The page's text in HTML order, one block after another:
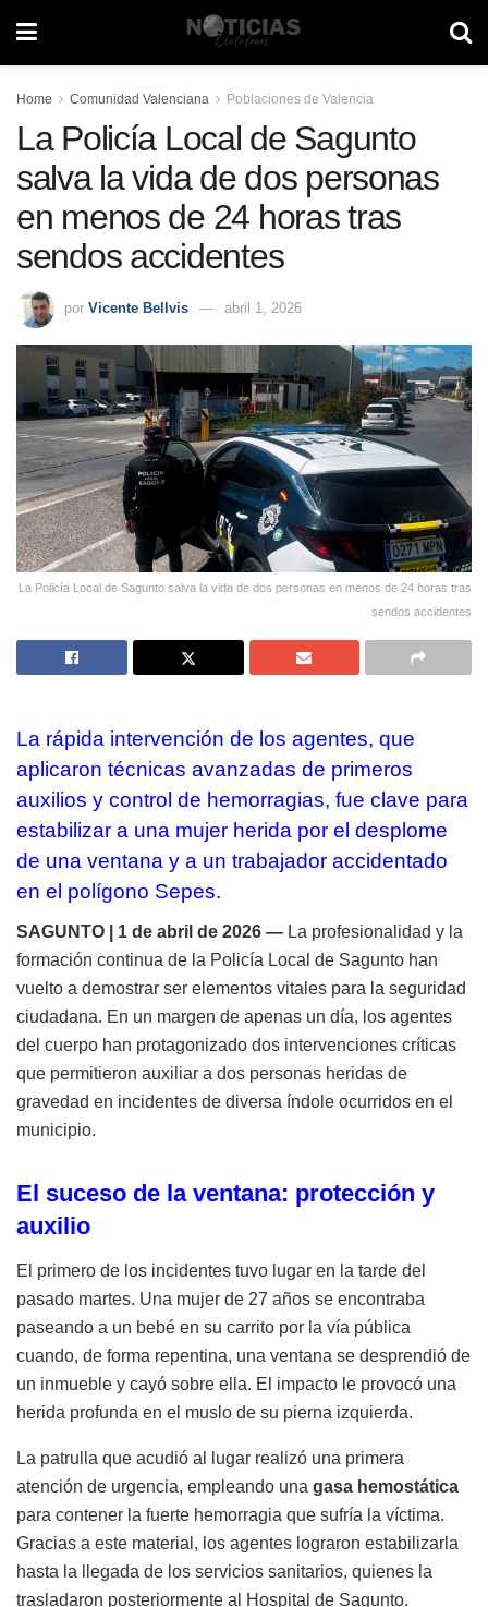
Home Comunidad Valenciana Poblaciones de Valencia
La Policía Local de Sagunto
salva la vida de dos personas
en menos de 24 horas tras
sendos accidentes
por Vicente Bellvis abril 1, 2026
La Policía Local de Sagunto salva la vida de dos personas en menos de 24 horas tras
sendos accidentes
La rápida intervención de los agentes, que
aplicaron técnicas avanzadas de primeros
auxilios y control de hemorragias, fue clave para
estabilizar a una mujer herida por el desplome
de una ventana y a un trabajador accidentado
en el polígono Sepes.
SAGUNTO | 1 de abril de 2026 — La profesionalidad y la
formación continua de la Policía Local de Sagunto han
vuelto a demostrar ser elementos vitales para la seguridad
ciudadana. En un margen de apenas un día, los agentes
del cuerpo han protagonizado dos intervenciones críticas
que permitieron auxiliar a dos personas heridas de
gravedad en incidentes de diversa índole ocurridos en el
municipio.
El suceso de la ventana: protección y
auxilio
El primero de los incidentes tuvo lugar en la tarde del
pasado martes. Una mujer de 27 años se encontraba
paseando a un bebé en su carrito por la vía pública
cuando, de forma repentina, una ventana se desprendió de
un inmueble y cayó sobre ella. El impacto le provocó una
herida profunda en el muslo de su pierna izquierda.
La patrulla que acudió al lugar realizó una primera
atención de urgencia, empleando una gasa hemostática
para contener la fuerte hemorragia que sufría la víctima.
Gracias a este material, los agentes lograron estabilizarla
hasta la llegada de los servicios sanitarios, quienes la
trasladaron posteriormente al Hospital de Sagunto.